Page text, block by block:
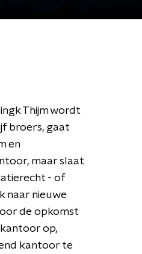
Thijm wordt
broers, gaat
en
maar slaat
- of
naar nieuwe
de opkomst
op,
kantoor te